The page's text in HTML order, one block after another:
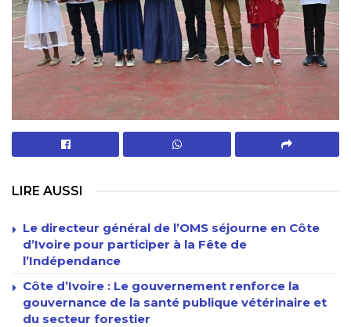
LIRE AUSSI
Le directeur général de l’OMS séjourne en Côte
d’Ivoire pour participer à la Fête de
l’Indépendance
Côte d’Ivoire : Le gouvernement renforce la
gouvernance de la santé publique vétérinaire et
du secteur forestier